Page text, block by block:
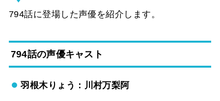
794話に登場した声優を紹介します。
794話の声優キャスト
羽根木りょう：川村万梨阿